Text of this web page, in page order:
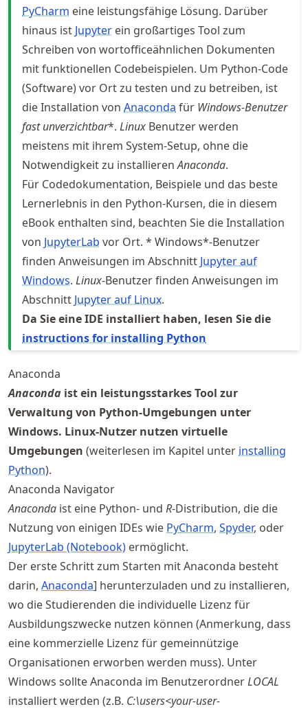
PyCharm eine leistungsfähige Lösung. Darüber
hinaus ist Jupyter ein großartiges Tool zum
Schreiben von wortofficeähnlichen Dokumenten
mit funktionellen Codebeispielen. Um Python-Code
(Software) vor Ort zu testen und zu betreiben, ist
die Installation von Anaconda für Windows-Benutzer
fast unverzichtbar*. Linux Benutzer werden
meistens mit ihrem System-Setup, ohne die
Notwendigkeit zu installierenAnaconda.
Für Codedokumentation, Beispiele und das beste
Lernerlebnis in den Python-Kursen, die in diesem
eBook enthalten sind, beachten Sie die Installation
von JupyterLab vor Ort. * Windows*-Benutzer
finden Anweisungen im Abschnitt Jupyter auf
Windows. Linux-Benutzer finden Anweisungen im
Abschnitt Jupyter auf Linux.
Da Sie eine IDE installiert haben, lesen Sie die
instructions for installing Python
Anaconda
Anaconda ist ein leistungsstarkes Tool zur
Verwaltung von Python-Umgebungen unter
Windows. Linux-Nutzer nutzen virtuelle
Umgebungen (weiterlesen im Kapitel unter installing
Python).
Anaconda Navigator
Anaconda ist eine Python- und R-Distribution, die die
Nutzung von einigen IDEs wie PyCharm, Spyder, oder
JupyterLab (Notebook) ermöglicht.
Der erste Schritt zum Starten mit Anaconda besteht
darin, Anaconda] herunterzuladen und zu installieren,
wo die Studierenden die individuelle Lizenz für
Ausbildungszwecke nutzen können (Anmerkung, dass
eine kommerzielle Lizenz für gemeinnützige
Organisationen erworben werden muss). Unter
Windows sollte Anaconda im BenutzerordnerLOCAL
installiert werden (z.B. C:\users<your-user-